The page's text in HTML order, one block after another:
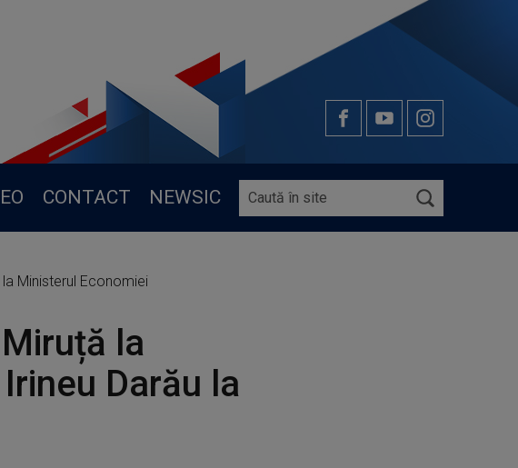
CONTACT NEWSIC
Ministerul Economiei
la
Darău la